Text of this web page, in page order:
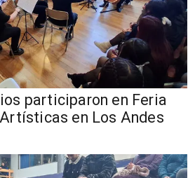
participaron en Feria
en Los Andes